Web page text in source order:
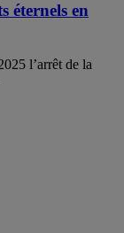
éternels en
l’arrêt de la